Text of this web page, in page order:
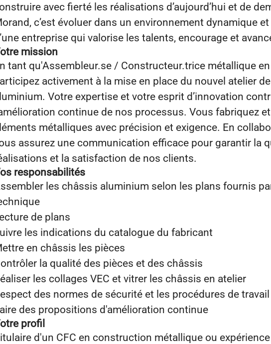
avec fierté les réalisations d’aujourd’hui et de
c’est évoluer dans un environnement dynamique
entreprise qui valorise les talents, encourage et
mission
tant qu'Assembleur.se / Constructeur.trice métallique
activement à la mise en place du nouvel atelier
Votre expertise et votre esprit d’innovation
continue de nos processus. Vous fabriquez
métalliques avec précision et exigence. En
assurez une communication efficace pour garantir la
et la satisfaction de nos clients.
responsabilités
les châssis aluminium selon les plans fournis
de plans
les indications du catalogue du fabricant
en châssis les pièces
la qualité des pièces et des châssis
les collages VEC et vitrer les châssis en atelier
des normes de sécurité et les procédures de travail
des propositions d'amélioration continue
profil
d'un CFC en construction métallique ou